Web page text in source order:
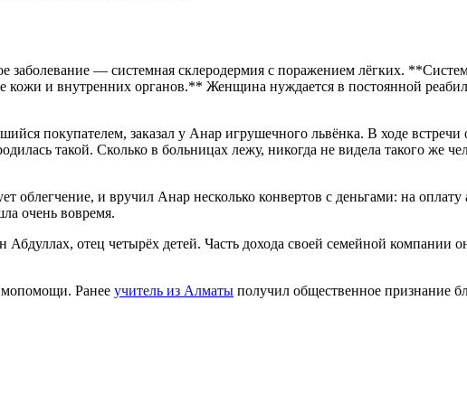
заболевание — системная склеродермия с поражением лёгких.
кожи и внутренних органов.** Женщина нуждается в постоянной
покупателем, заказал у Анар игрушечного львёнка. В ходе
такой. Сколько в больницах лежу, никогда не видела такого же
облегчение, и вручил Анар несколько конвертов с деньгами: на
очень вовремя.
отец четырёх детей. Часть дохода своей семейной компании
Ранее учитель из Алматы получил общественное признание